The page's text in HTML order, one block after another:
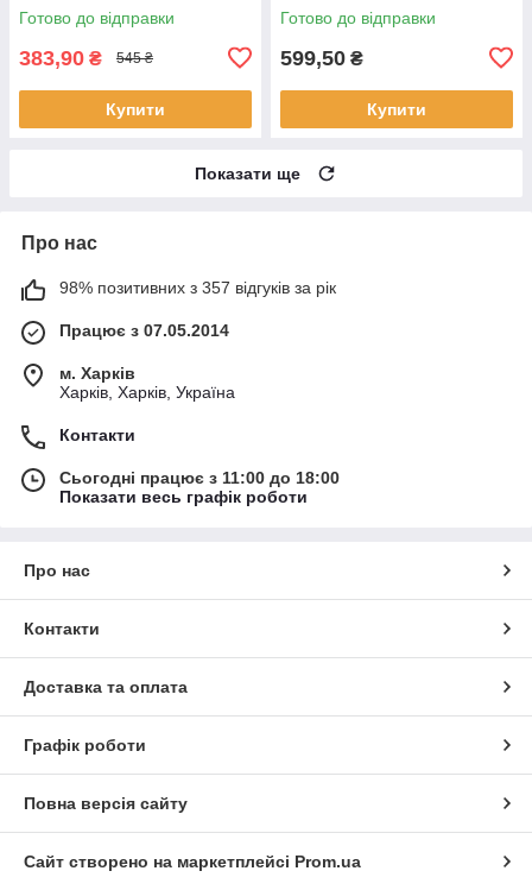
Готово до відправки
383,90 ₴ 545 ₴
Купити
Готово до відправки
599,50 ₴
Купити
Показати ще
Про нас
98% позитивних з 357 відгуків за рік
Працює з 07.05.2014
м. Харків
Харків, Харків, Україна
Контакти
Сьогодні працює з 11:00 до 18:00
Показати весь графік роботи
Про нас
Контакти
Доставка та оплата
Графік роботи
Повна версія сайту
Сайт створено на маркетплейсі Prom.ua